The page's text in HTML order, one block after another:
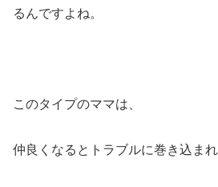
るんですよね。
このタイプのママは、
仲良くなるとトラブルに巻き込ま